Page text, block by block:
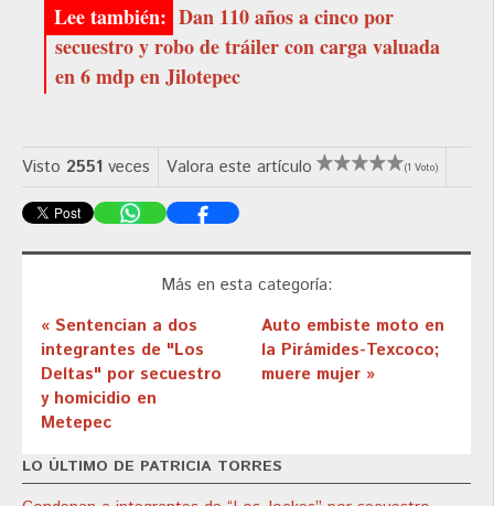
Dan 110 años a cinco por
secuestro y robo de tráiler con carga valuada
en 6 mdp en Jilotepec
Visto 2551 veces Valora este artículo (1 Voto)
Más en esta categoría:
« Sentencian a dos
integrantes de "Los
Deltas" por secuestro
y homicidio en
Metepec
Auto embiste moto en
la Pirámides-Texcoco;
muere mujer »
LO ÚLTIMO DE PATRICIA TORRES